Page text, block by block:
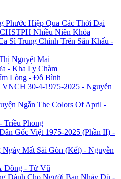
Phước Hiệp Qua Các Thời Đại
Nhiều Niên Khóa
Sĩ Trung Chỉnh Trên Sân Khấu -
Nguyệt Mai
- Kha Ly Chàm
Lòng - Đỗ Bình
30-4-1975-2025 - Nguyễn
Ngắn The Colors Of April -
Phong
Gốc Việt 1975-2025 (Phần II) -
Mất Sài Gòn (Kết) - Nguyễn
Đông - Từ Vũ
Dành Cho Người Bạn Nhảy Dù -